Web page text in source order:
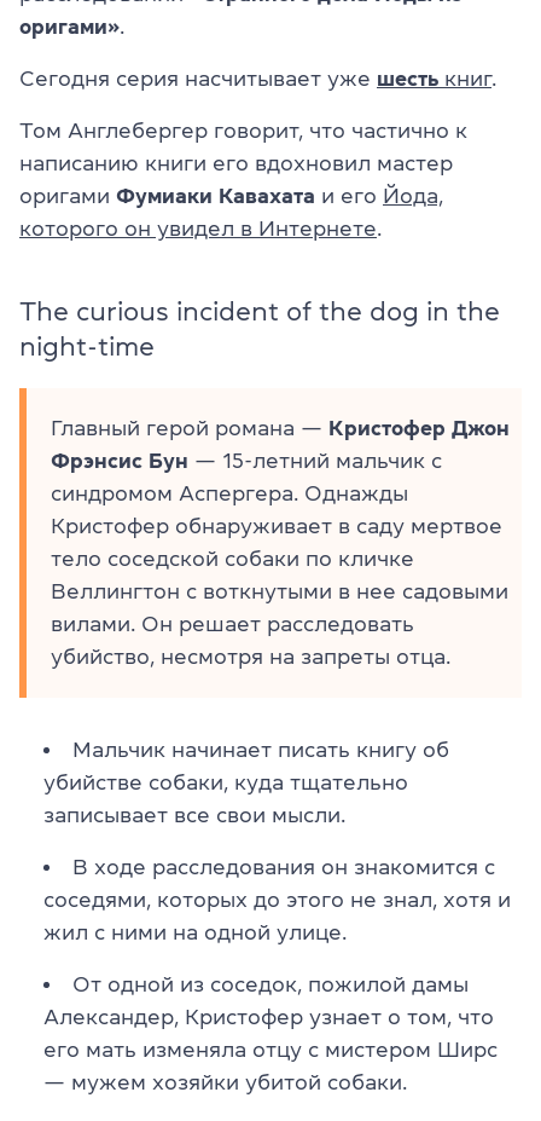
оригами»
Сегодня серия насчитывает уже шесть книг.
Том Англебергер говорит, что частично к
написанию книги его вдохновил мастер
оригами Фумиаки Кавахата и его Йода,
которого он увидел в Интернете
The curious incident of the dog in the
night-time
Главный герой романа — Кристофер Джон
Фрэнсис Бун — 15-летний мальчик с
синдромом Аспергера. Однажды
Кристофер обнаруживает в саду мертвое
тело соседской собаки по кличке
Веллингтон с воткнутыми в нее садовыми
вилами. Он решает расследовать
убийство, несмотря на запреты отца.
Мальчик начинает писать книгу об
убийстве собаки, куда тщательно
записывает все свои мысли.
В ходе расследования он знакомится с
соседями, которых до этого не знал, хотя и
жил с ними на одной улице.
От одной из соседок, пожилой дамы
Александер, Кристофер узнает о том, что
его мать изменяла отцу с мистером Ширс
— мужем хозяйки убитой собаки.